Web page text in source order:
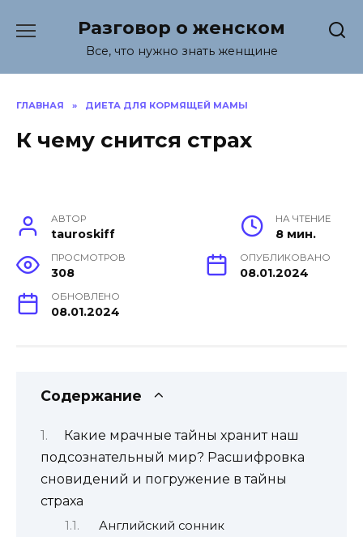
содержанию
Разговор о женском
Все, что нужно знать женщине
ГЛАВНАЯ » ДИЕТА ДЛЯ КОРМЯЩЕЙ МАМЫ
К чему снится страх
АВТОР
tauroskiff
НА ЧТЕНИЕ
8 мин.
ПРОСМОТРОВ
308
ОПУБЛИКОВАНО
08.01.2024
ОБНОВЛЕНО
08.01.2024
Содержание
Какие мрачные тайны хранит наш
подсознательный мир? Расшифровка
сновидений и погружение в тайны
страха
Английский сонник